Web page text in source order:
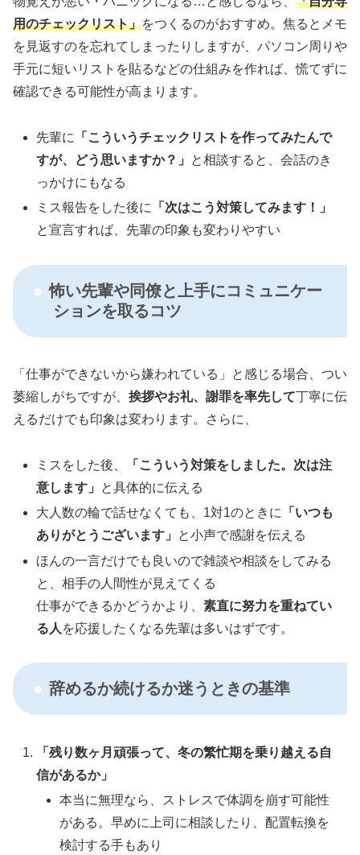
用のチェックリスト」をつくるのがおすすめ。焦るとメモ
を見返すのを忘れてしまったりしますが、パソコン周りや
手元に短いリストを貼るなどの仕組みを作れば、慌てずに
確認できる可能性が高まります。
先輩に
「こういうチェックリストを作ってみたんで
すが、どう思いますか？」
と相談すると、会話のき
っかけにもなる
ミス報告をした後に
「次はこう対策してみます！」
と宣言すれば、先輩の印象も変わりやすい
怖い先輩や同僚と上手にコミュニケー
ションを取るコツ
「仕事ができないから嫌われている」と感じる場合、つい
萎縮しがちですが、 挨拶やお礼、謝罪を率先して丁寧に伝
えるだけでも印象は変わります。さらに、
ミスをした後、
「こういう対策をしました。次は注
意します」
と具体的に伝える
大人数の輪で話せなくても、1対1のときに 「いつも
ありがとうございます」
と小声で感謝を伝える
ほんの一言だけでも良いので雑談や相談をしてみる
と、相手の人間性が見えてくる
仕事ができるかどうかより、素直に努力を重ねてい
る人 を応援したくなる先輩は多いはずです。
辞めるか続けるか迷うときの基準
「残り数ヶ月頑張って、冬の繁忙期を乗り越える自
信があるか」
本当に無理なら、ストレスで体調を崩す可能性
がある。早めに上司に相談したり、配置転換を
検討する手もあり